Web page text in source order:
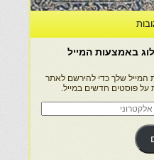
באמצעות המייל
המייל שלך כדי להירשם לאתר
על פוסטים חדשים במייל.